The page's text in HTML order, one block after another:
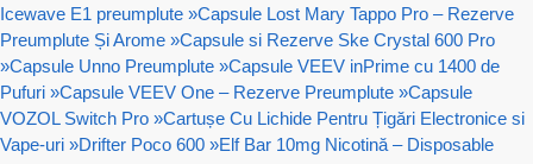
Icewave E1 preumplute »Capsule Lost Mary Tappo Pro – Rezerve
Preumplute Și Arome »Capsule si Rezerve Ske Crystal 600 Pro
»Capsule Unno Preumplute »Capsule VEEV inPrime cu 1400 de
Pufuri »Capsule VEEV One – Rezerve Preumplute »Capsule
VOZOL Switch Pro »Cartușe Cu Lichide Pentru Țigări Electronice si
Vape-uri »Drifter Poco 600 »Elf Bar 10mg Nicotină – Disposable